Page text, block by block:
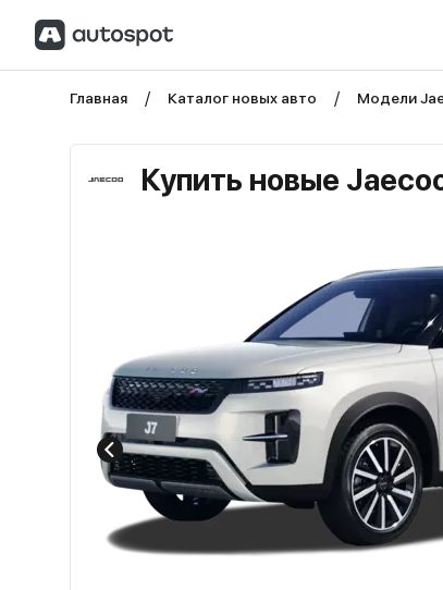
Главная Каталог новых авто Модели
Купить новые